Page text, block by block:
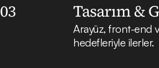
03 Tasarım &
Arayüz, front-end
hedefleriyle ilerler.